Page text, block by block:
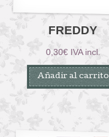
FREDDY
0,30€ IVA incl.
Añadir al carrito